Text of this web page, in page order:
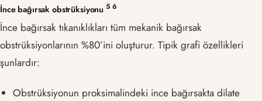
İnce bağırsak obstrüksiyonu​5​ ​6​
İnce bağırsak tıkanıklıkları tüm mekanik bağırsak
obstrüksiyonlarının %80’ini oluşturur. Tipik grafi özellikleri
şunlardır:
Obstrüksiyonun proksimalindeki ince bağırsakta dilate